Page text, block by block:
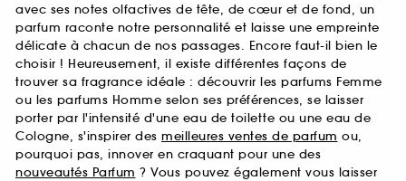
avec ses notes olfactives de tête, de cœur et de fond, un
parfum raconte notre personnalité et laisse une empreinte
délicate à chacun de nos passages. Encore faut-il bien le
choisir ! Heureusement, il existe différentes façons de
trouver sa fragrance idéale : découvrir les parfums Femme
ou les parfums Homme selon ses préférences, se laisser
porter par l'intensité d'une eau de toilette ou une eau de
Cologne, s'inspirer des meilleures ventes de parfum ou,
pourquoi pas, innover en craquant pour une des
nouveautés Parfum ? Vous pouvez également vous laisser